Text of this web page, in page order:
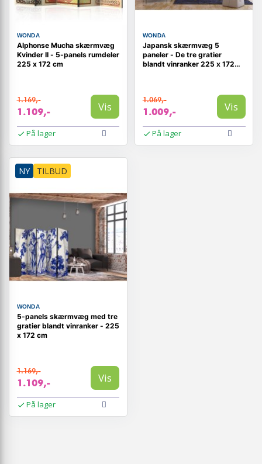
WONDA
Alphonse Mucha skærmvæg
Kvinder II - 5-panels rumdeler
225 x 172 cm
1.169,-
1.109,- Vis
På lager
WONDA
Japansk skærmvæg 5
paneler - De tre gratier
blandt vinranker 225 x 172
1.069,-
1.009,- Vis
På lager
NY TILBUD
WONDA
5-panels skærmvæg med tre
gratier blandt vinranker - 225
x 172 cm
1.169,-
1.109,- Vis
På lager